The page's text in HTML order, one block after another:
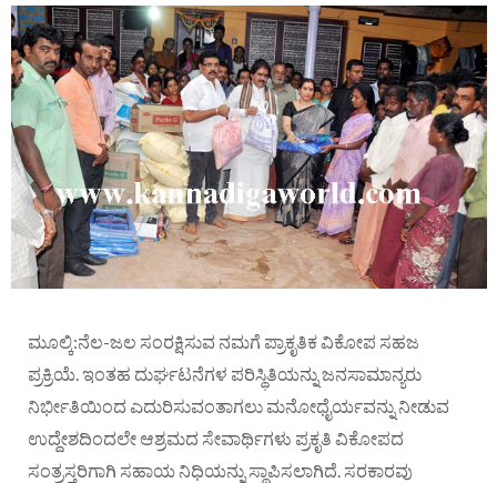
ಮೂಲ್ಕಿ:ನೆಲ-ಜಲ ಸಂರಕ್ಷಿಸುವ ನಮಗೆ ಪ್ರಾಕೃತಿಕ ವಿಕೋಪ ಸಹಜ
ಪ್ರಕ್ರಿಯೆ. ಇಂತಹ ದುರ್ಘಟನೆಗಳ ಪರಿಸ್ಥಿತಿಯನ್ನು ಜನಸಾಮಾನ್ಯರು
ನಿರ್ಭೀತಿಯಿಂದ ಎದುರಿಸುವಂತಾಗಲು ಮನೋಧೈರ್ಯವನ್ನು ನೀಡುವ
ಉದ್ದೇಶದಿಂದಲೇ ಆಶ್ರಮದ ಸೇವಾರ್ಥಿಗಳು ಪ್ರಕೃತಿ ವಿಕೋಪದ
ಸಂತ್ರಸ್ತರಿಗಾಗಿ ಸಹಾಯ ನಿಧಿಯನ್ನು ಸ್ಥಾಪಿಸಲಾಗಿದೆ. ಸರಕಾರವು